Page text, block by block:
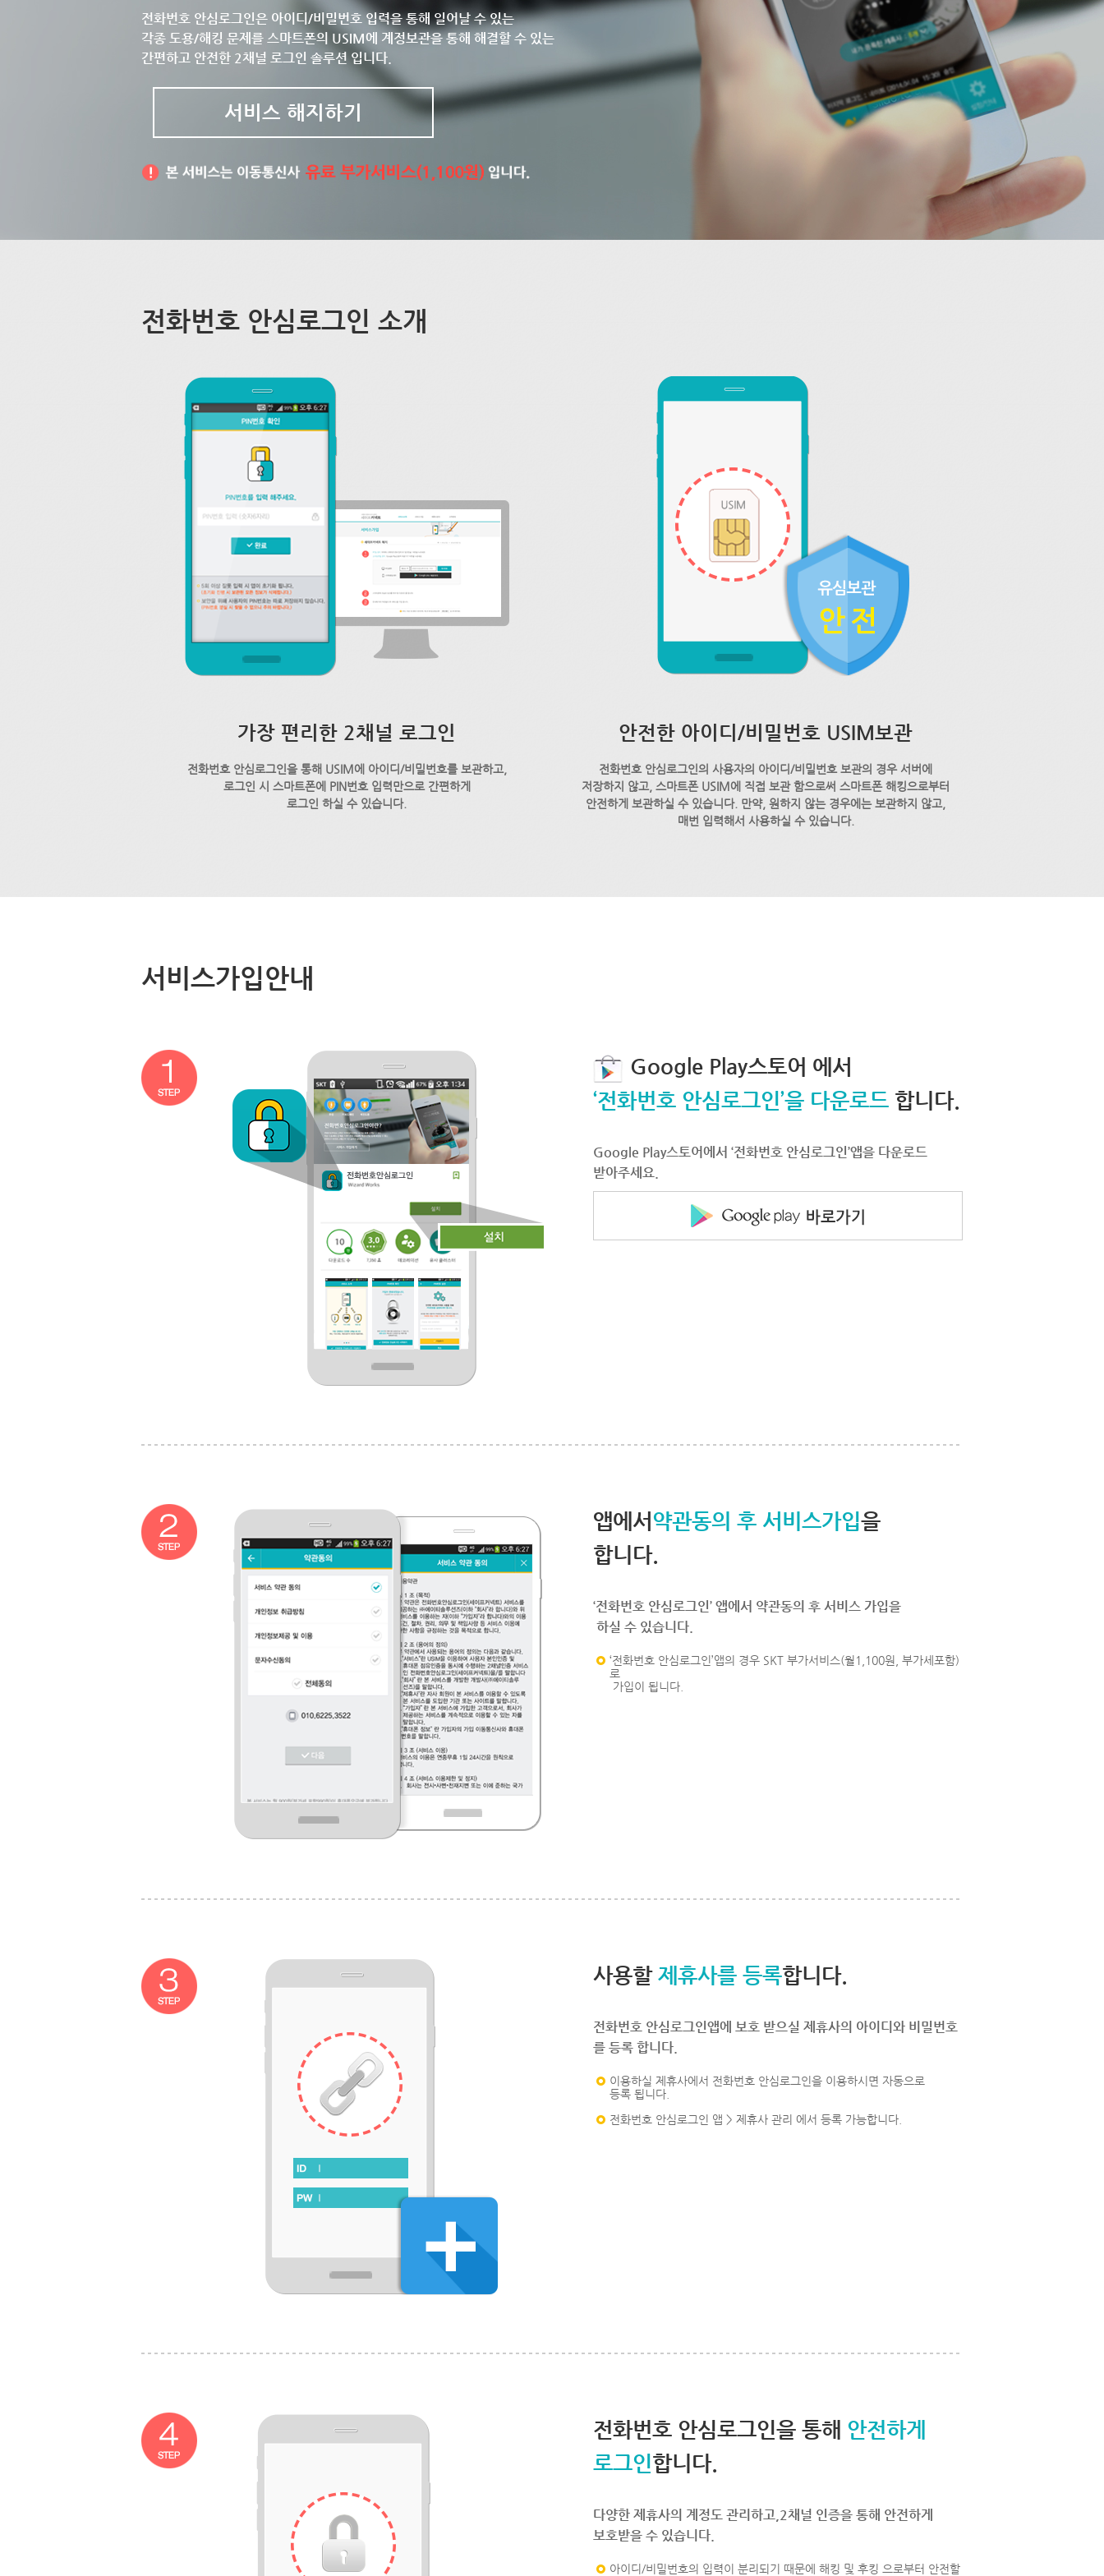
전화번호 안심로그인은 아이디/비밀번호 입력을 통해 일어날 수 있는
각종 도용/해킹 문제를 스마트폰의 USIM에 계정보관을 통해 해결할 수 있는
간편하고 안전한 2채널 로그인 솔루션 입니다.
서비스 해지하기
전화번호 안심로그인 소개
가장 편리한 2채널 로그인
전화번호 안심로그인을 통해 USIM에 아이디/비밀번호를 보관하고,
로그인 시 스마트폰에 PIN번호 입력만으로 간편하게
로그인 하실 수 있습니다.
안전한 아이디/비밀번호 USIM보관
전화번호 안심로그인의 사용자의 아이디/비밀번호 보관의 경우 서버에
저장하지 않고, 스마트폰 USIM에 직접 보관 함으로써 스마트폰 해킹으로부터
안전하게 보관하실 수 있습니다. 만약, 원하지 않는 경우에는 보관하지 않고,
매번 입력해서 사용하실 수 있습니다.
서비스가입안내
Google Play스토어 에서
‘전화번호 안심로그인’을 다운로드 합니다.
Google Play스토어에서 ‘전화번호 안심로그인’앱을 다운로드
받아주세요.
앱에서 약관동의 후 서비스가입을
합니다.
‘전화번호 안심로그인’ 앱에서 약관동의 후 서비스 가입을
하실 수 있습니다.
‘전화번호 안심로그인’앱의 경우 SKT 부가서비스(월1,100원, 부가세포함)
로
가입이 됩니다.
사용할 제휴사를 등록합니다.
전화번호 안심로그인앱에 보호 받으실 제휴사의 아이디와 비밀번호
를 등록 합니다.
이용하실 제휴사에서 전화번호 안심로그인을 이용하시면 자동으로
등록 됩니다.
전화번호 안심로그인 앱 > 제휴사 관리 에서 등록 가능합니다.
전화번호 안심로그인을 통해 안전하게
로그인합니다.
다양한 제휴사의 계정도 관리하고,2채널 인증을 통해 안전하게
보호받을 수 있습니다.
아이디/비밀번호의 입력이 분리되기 때문에 해킹 및 후킹 으로부터 안전할